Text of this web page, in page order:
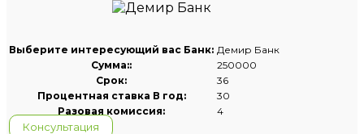
Выберите интересующий вас Банк: Демир Банк
Сумма::
250000
Срок:
36
Процентная ставка В год:
30
Разовая комиссия:
4
Консультация